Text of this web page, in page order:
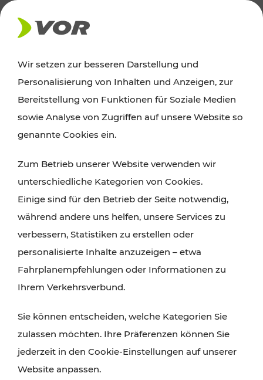
AKTUELLES
Ausflugstipps
Wien, Niederösterreich und das Burgenland
Wanderungen, Kultur und Gastronomie,
Radtouren oder purer Naturgenuss – viele
Attraktionen sind mit den Ticket- und Fahrplan-
Angeboten des VOR gut und schnell erreichbar.
Wir setzen zur besseren Darstellung und
Personalisierung von Inhalten und Anzeigen, zur
Bereitstellung von Funktionen für Soziale Medien
sowie Analyse von Zugriffen auf unsere Website so
genannte Cookies ein.
Zum Betrieb unserer Website verwenden wir
unterschiedliche Kategorien von Cookies.
Einige sind für den Betrieb der Seite notwendig,
während andere uns helfen, unsere Services zu
verbessern, Statistiken zu erstellen oder
personalisierte Inhalte anzuzeigen – etwa
Fahrplanempfehlungen oder Informationen zu
Ihrem Verkehrsverbund.
Sie können entscheiden, welche Kategorien Sie
zulassen möchten. Ihre Präferenzen können Sie
jederzeit in den Cookie-Einstellungen auf unserer
Website anpassen.